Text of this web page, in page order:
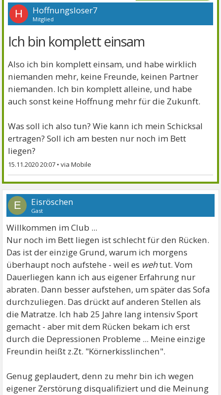
H Hoffnungsloser7
Mitglied
Ich bin komplett einsam
Also ich bin komplett einsam, und habe wirklich
niemanden mehr, keine Freunde, keinen Partner
niemanden. Ich bin komplett alleine, und habe
auch sonst keine Hoffnung mehr für die Zukunft.
Was soll ich also tun? Wie kann ich mein Schicksal
ertragen? Soll ich am besten nur noch im Bett
liegen?
15.11.2020 20:07 •
E Eisröschen
Gast
Willkommen im Club ...
Nur noch im Bett liegen ist schlecht für den Rücken.
Das ist der einzige Grund, warum ich morgens
überhaupt noch aufstehe - weil es wehtut. Vom
Dauerliegen kann ich aus eigener Erfahrung nur
abraten. Dann besser aufstehen, um später das Sofa
durchzuliegen. Das drückt auf anderen Stellen als
die Matratze. Ich hab 25 Jahre lang intensiv Sport
gemacht - aber mit dem Rücken bekam ich erst
durch die Depressionen Probleme ... Meine einzige
Freundin heißt z.Zt. "Körnerkisslinchen".
Genug geplaudert, denn zu mehr bin ich wegen
eigener Zerstörung disqualifiziert und die Meinung